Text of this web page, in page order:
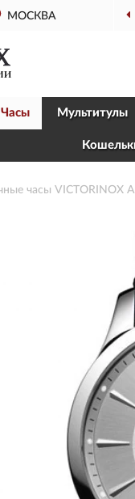
МОСКВА МАГАЗИН
Часы Мультитулы
часы VICTORINOX